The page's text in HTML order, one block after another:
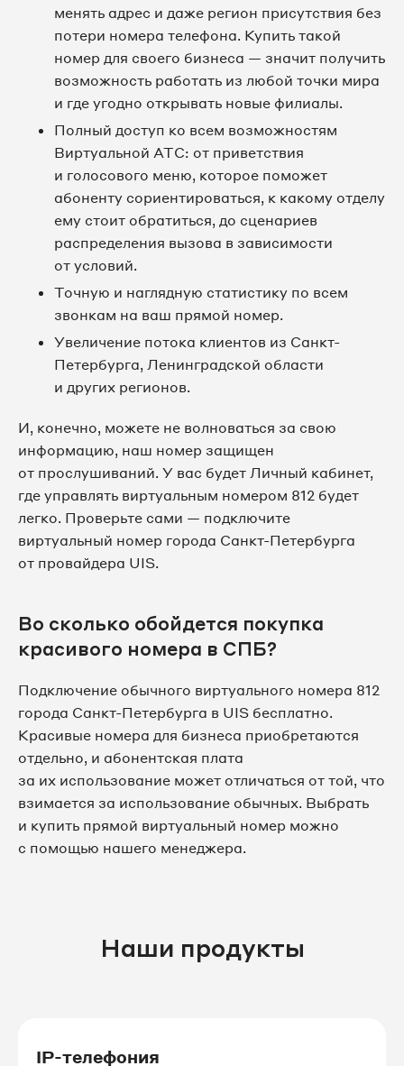
8 812 509-85-67
8 812 509-85-68
8 812 509-85-69
8 812 509-85-71
8 812 509-85-73
8 812 509-85-74
8 812 509-85-79
8 812 509-85-82
8 812 509-85-83
8 812 509-85-89
8 812 509-85-93
8 812 509-85-98
8 812 509-86-07
8 812 509-86-09
менять адрес и даже регион присутствия без
потери номера телефона. Купить такой
номер для своего бизнеса — значит получить
возможность работать из любой точки мира
и где угодно открывать новые филиалы.
Полный доступ ко всем возможностям
Виртуальной АТС: от приветствия
и голосового меню, которое поможет
абоненту сориентироваться, к какому отделу
ему стоит обратиться, до сценариев
распределения вызова в зависимости
от условий.
Точную и наглядную статистику по всем
звонкам на ваш прямой номер.
Увеличение потока клиентов из Санкт-
Петербурга, Ленинградской области
и других регионов.
И, конечно, можете не волноваться за свою
информацию, наш номер защищен
от прослушиваний. У вас будет Личный кабинет,
где управлять виртуальным номером 812 будет
легко. Проверьте сами — подключите
виртуальный номер города Санкт-Петербурга
от провайдера UIS.
Во сколько обойдется покупка
красивого номера в СПБ?
Подключение обычного виртуального номера 812
города Санкт-Петербурга в UIS бесплатно.
Красивые номера для бизнеса приобретаются
отдельно, и абонентская плата
за их использование может отличаться от той, что
взимается за использование обычных. Выбрать
и купить прямой виртуальный номер можно
с помощью нашего менеджера.
Наши продукты
IP-телефония